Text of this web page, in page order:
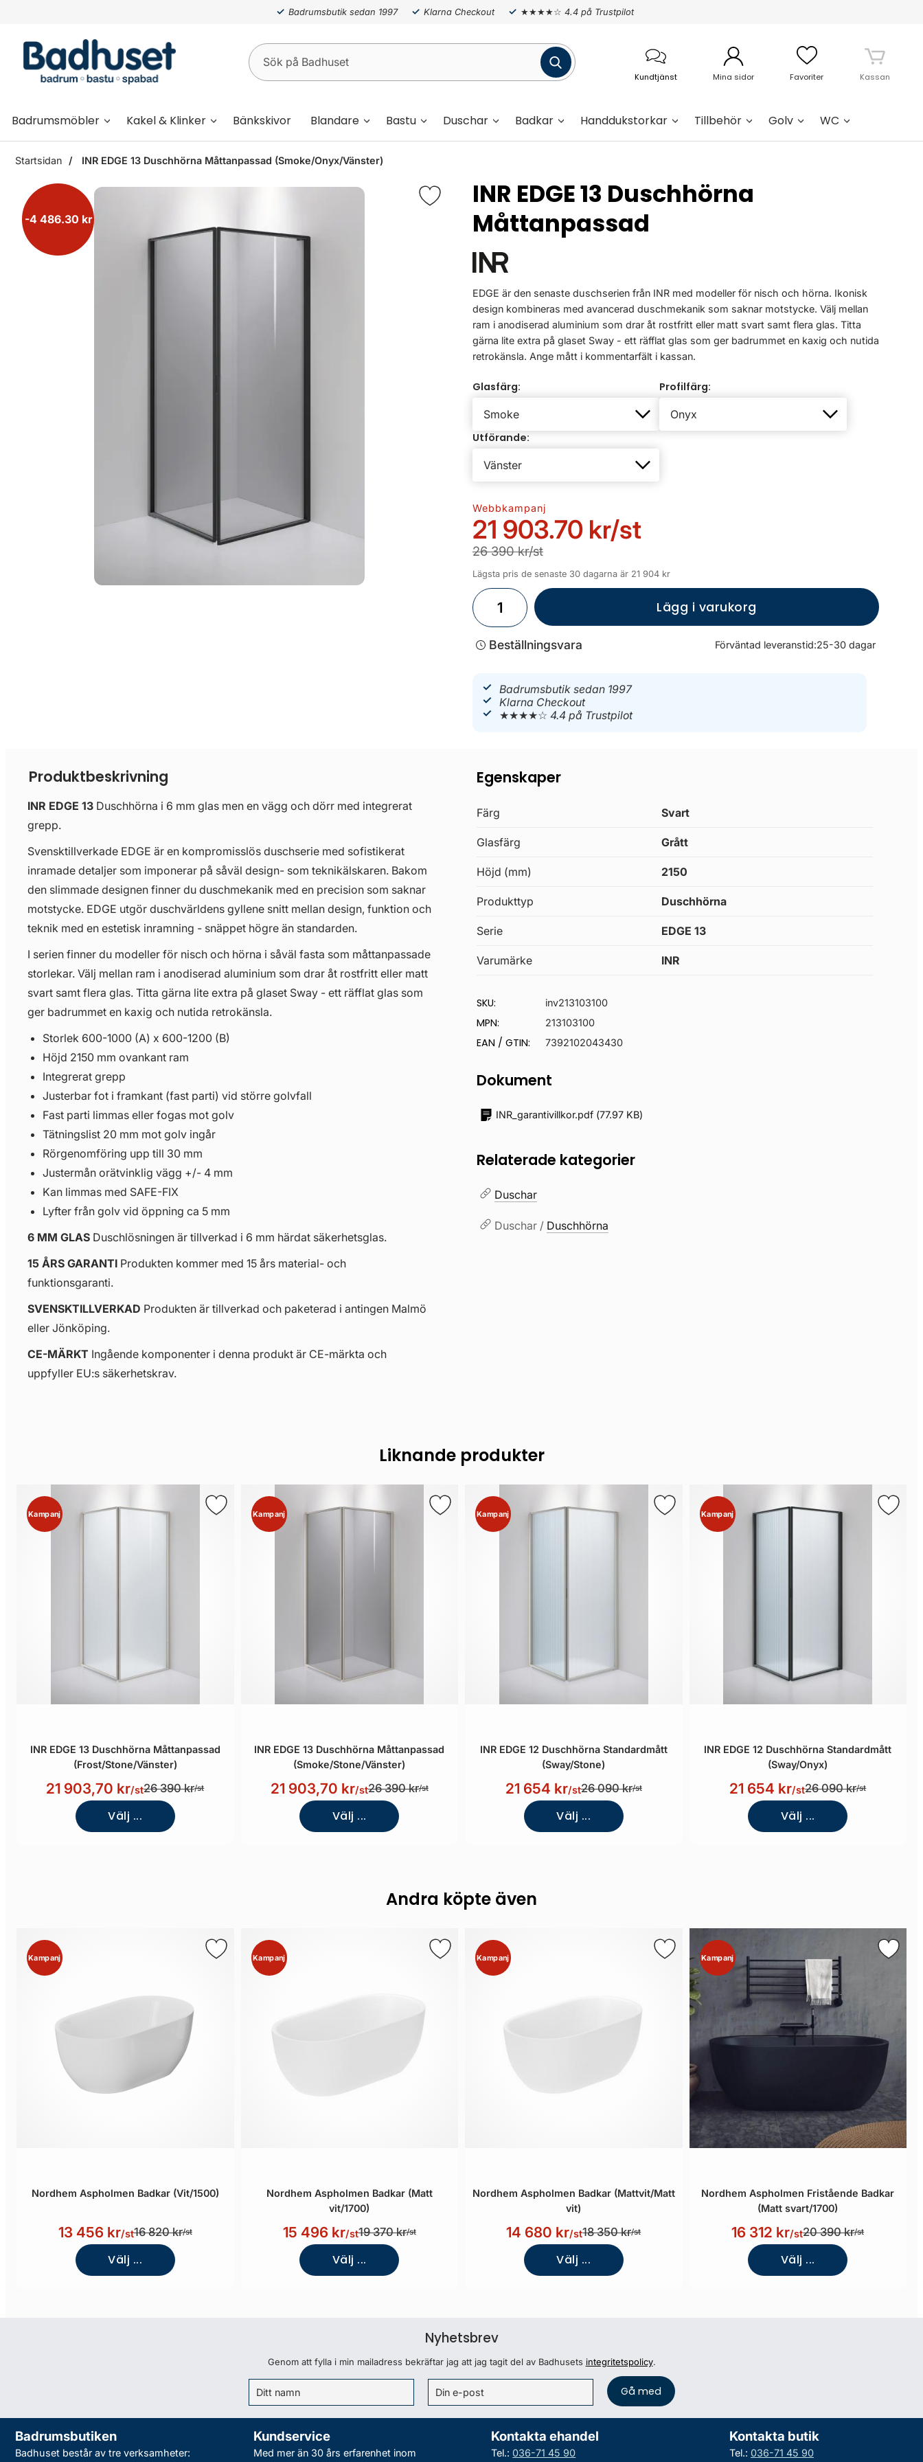
Badrumsbutik sedan 1997 Klarna Checkout ★★★★☆ 4.4 på Trustpilot
Kundtjänst Mina sidor Favoriter Kassan
Badrumsmöbler Kakel & Klinker Bänkskivor Blandare Bastu Duschar Badkar Handdukstorkar Tillbehör Golv WC
Startsidan INR EDGE 13 Duschhörna Måttanpassad (Smoke/Onyx/Vänster)
-4 486.30 kr
INR EDGE 13 Duschhörna
Måttanpassad
EDGE är den senaste duschserien från INR med modeller för nisch och hörna. Ikonisk
design kombineras med avancerad duschmekanik som saknar motstycke. Välj mellan
ram i anodiserad aluminium som drar åt rostfritt eller matt svart samt flera glas. Titta
gärna lite extra på glaset Sway - ett räfflat glas som ger badrummet en kaxig och nutida
retrokänsla. Ange mått i kommentarfält i kassan.
Glasfärg: Profilfärg:
Utförande:
Webbkampanj
21 903.70 kr/st
26 390 kr/st
Lägsta pris de senaste 30 dagarna är 21 904 kr
Lägg i varukorg
Beställningsvara Förväntad leveranstid:25-30 dagar
Badrumsbutik sedan 1997
Klarna Checkout
★★★★☆4.4 på Trustpilot
Produktbeskrivning
INR EDGE 13 Duschhörna i 6 mm glas men en vägg och dörr med integrerat
grepp.
Svensktillverkade EDGE är en kompromisslös duschserie med sofistikerat
inramade detaljer som imponerar på såväl design- som teknikälskaren. Bakom
den slimmade designen finner du duschmekanik med en precision som saknar
motstycke. EDGE utgör duschvärldens gyllene snitt mellan design, funktion och
teknik med en estetisk inramning - snäppet högre än standarden.
I serien finner du modeller för nisch och hörna i såväl fasta som måttanpassade
storlekar. Välj mellan ram i anodiserad aluminium som drar åt rostfritt eller matt
svart samt flera glas. Titta gärna lite extra på glaset Sway - ett räfflat glas som
ger badrummet en kaxig och nutida retrokänsla.
Storlek 600-1000 (A) x 600-1200 (B)
Höjd 2150 mm ovankant ram
Integrerat grepp
Justerbar fot i framkant (fast parti) vid större golvfall
Fast parti limmas eller fogas mot golv
Tätningslist 20 mm mot golv ingår
Rörgenomföring upp till 30 mm
Justermån orätvinklig vägg +/- 4 mm
Kan limmas med SAFE-FIX
Lyfter från golv vid öppning ca 5 mm
6 MM GLAS Duschlösningen är tillverkad i 6 mm härdat säkerhetsglas.
15 ÅRS GARANTI Produkten kommer med 15 års material- och
funktionsgaranti.
SVENSKTILLVERKAD Produkten är tillverkad och paketerad i antingen Malmö
eller Jönköping.
CE-MÄRKT Ingående komponenter i denna produkt är CE-märkta och
uppfyller EU:s säkerhetskrav.
Egenskaper
Färg Svart
Glasfärg Grått
Höjd (mm) 2150
Produkttyp Duschhörna
Serie EDGE 13
Varumärke INR
SKU: inv213103100
MPN: 213103100
EAN / GTIN: 7392102043430
Dokument
INR_garantivillkor.pdf (77.97 KB)
Relaterade kategorier
Duschar
Duschar / Duschhörna
Liknande produkter
Kampanj
INR EDGE 13 Duschhörna Måttanpassad
(Frost/Stone/Vänster)
21 903,70 kr/st26 390 kr/st
Välj ...
Kampanj
INR EDGE 13 Duschhörna Måttanpassad
(Smoke/Stone/Vänster)
21 903,70 kr/st26 390 kr/st
Välj ...
Kampanj
INR EDGE 12 Duschhörna Standardmått
(Sway/Stone)
21 654 kr/st26 090 kr/st
Välj ...
Kampanj
INR EDGE 12 Duschhörna Standardmått
(Sway/Onyx)
21 654 kr/st26 090 kr/st
Välj ...
Andra köpte även
Kampanj
Nordhem Aspholmen Badkar (Vit/1500)
13 456 kr/st16 820 kr/st
Välj ...
Kampanj
Nordhem Aspholmen Badkar (Matt
vit/1700)
15 496 kr/st19 370 kr/st
Välj ...
Kampanj
Nordhem Aspholmen Badkar (Mattvit/Matt
vit)
14 680 kr/st18 350 kr/st
Välj ...
Kampanj
Nordhem Aspholmen Fristående Badkar
(Matt svart/1700)
16 312 kr/st20 390 kr/st
Välj ...
Nyhetsbrev
Genom att fylla i min mailadress bekräftar jag att jag tagit del av Badhusets integritetspolicy.
Badrumsbutiken
Badhuset består av tre verksamheter:
Kundservice
Med mer än 30 års erfarenhet inom
Kontakta ehandel
Tel.: 036-71 45 90
Kontakta butik
Tel.: 036-71 45 90